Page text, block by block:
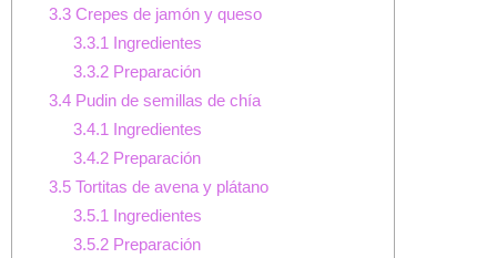
3.3Crepes de jamón y queso
3.3.1 Ingredientes
3.3.2 Preparación
3.4Pudin de semillas de chía
3.4.1 Ingredientes
3.4.2 Preparación
3.5Tortitas de avena y plátano
3.5.1 Ingredientes
3.5.2 Preparación